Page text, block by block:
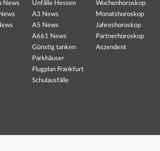
News
Unfälle Hessen
A3 News
A5 News
A661 News
Günstig tanken
Parkhäuser
Flugplan Frankfurt
Schulausfälle
Wochenhoroskop
Monatshoroskop
Jahreshoroskop
Partnerhoroskop
Aszendent